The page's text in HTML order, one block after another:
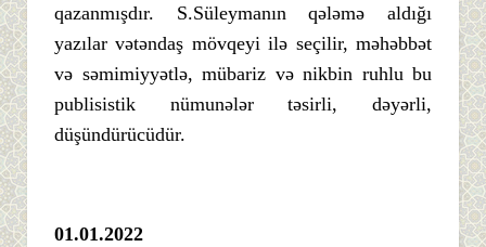
qazanmışdır. S.Süleymanın qələmə aldığı
yazılar vətəndaş mövqeyi ilə seçilir, məhəbbət
və səmimiyyətlə, mübariz və nikbin ruhlu bu
publisistik nümunələr təsirli, dəyərli,
düşündürücüdür.
01.01.2022